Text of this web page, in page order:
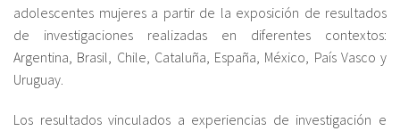
adolescentes mujeres a partir de la exposición de resultados
de investigaciones realizadas en diferentes contextos:
Argentina, Brasil, Chile, Cataluña, España, México, País Vasco y
Uruguay.
Los resultados vinculados a experiencias de investigación e